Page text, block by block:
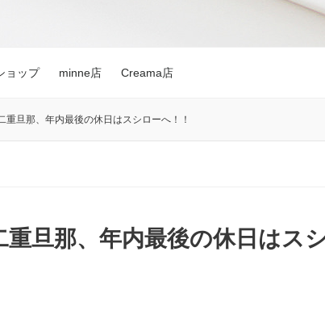
ョップ minne店 Creama店
重旦那、年内最後の休日はスシローへ！！
重旦那、年内最後の休日はス